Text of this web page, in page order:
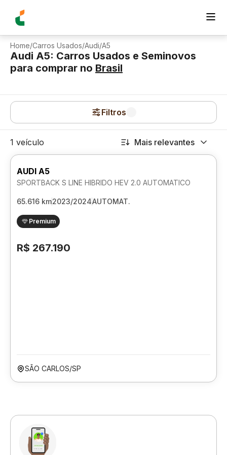
Home/Carros Usados/Audi/A5
Audi A5: Carros Usados e Seminovos
para comprar no Brasil
Filtros
1 veículo Mais relevantes
AUDI A5
SPORTBACK S LINE HIBRIDO HEV 2.0 AUTOMATICO
65.616 km2023/2024AUTOMAT.
Premium
R$ 267.190
SÃO CARLOS/SP